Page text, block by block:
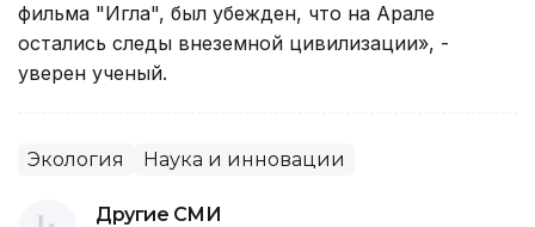
фильма "Игла", был убежден, что на Арале
остались следы внеземной цивилизации», -
уверен ученый.
Экология Наука и инновации
Другие СМИ